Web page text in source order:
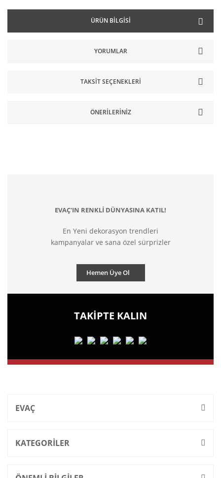
ÜRÜN BILGISI
YORUMLAR
TAKSIT SEÇENEKLERI
ÖNERILERINIZ
EVAÇ'IN RENKLİ DÜNYASINA KATIL!
En Yeni dekorasyon trendleri
kampanyalar ve sana özel sürprizler
Hemen Üye Ol
TAKİPTE KALIN
EVAÇ
KATEGORİLER